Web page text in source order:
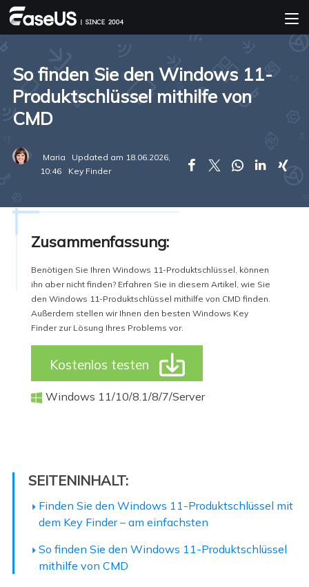
So finden Sie den Windows 11-
Produktschlüssel mithilfe von
CMD
Maria
Updated am 18.06.2026,
10:46
Key Finder     
Zusammenfassung:
Benötigen Sie Ihren Windows 11-Produktschlüssel, können
ihn aber nicht finden? Erfahren Sie in diesem Artikel, wie Sie
den Windows 11-Produktschlüssel mithilfe von CMD finden.
Außerdem stellen wir Ihnen den besten Windows Key
Finder zur Lösung Ihres Problems vor.
Kostenlos testen 
 Windows 11/10/8.1/8/7/Server
SEITENINHALT:
Finden Sie den Windows 11-Produktschlüssel mit
dem Key Finder – am einfachsten
So finden Sie den Windows 11-Produktschlüssel
mithilfe von CMD